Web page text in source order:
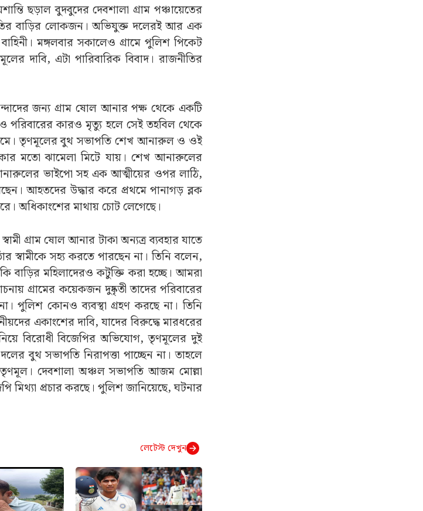
ছড়াল বুদবুদের দেবশালা গ্রাম পঞ্চায়েতের
বাড়ির লোকজন। অভিযুক্ত দলেরই আর এক
মঙ্গলবার সকালেও গ্রামে পুলিশ পিকেট
দাবি, এটা পারিবারিক বিবাদ। রাজনীতির
জন্য গ্রাম ষোল আনার পক্ষ থেকে একটি
পরিবারের কারও মৃত্যু হলে সেই তহবিল থেকে
তৃণমূলের বুথ সভাপতি শেখ আনারুল ও ওই
মতো ঝামেলা মিটে যায়। শেখ আনারুলের
ভাইপো সহ এক আত্মীয়ের ওপর লাঠি,
আহতদের উদ্ধার করে প্রথমে পানাগড় ব্লক
অধিকাংশের মাথায় চোট লেগেছে।
গ্রাম ষোল আনার টাকা অন্যত্র ব্যবহার যাতে
স্বামীকে সহ্য করতে পারছেন না। তিনি বলেন,
বাড়ির মহিলাদেরও কটুক্তি করা হচ্ছে। আমরা
গ্রামের কয়েকজন দুষ্কৃতী তাদের পরিবারের
পুলিশ কোনও ব্যবস্থা গ্রহণ করছে না। তিনি
একাংশের দাবি, যাদের বিরুদ্ধে মারধরের
বিরোধী বিজেপির অভিযোগ, তৃণমূলের দুই
বুথ সভাপতি নিরাপত্তা পাচ্ছেন না। তাহলে
তৃণমূল। দেবশালা অঞ্চল সভাপতি আজম মোল্লা
মিথ্যা প্রচার করছে। পুলিশ জানিয়েছে, ঘটনার
লেটেস্ট দেখুন